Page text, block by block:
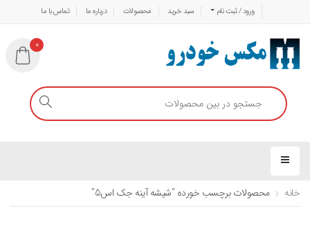
ورود / ثبت نام سبد خرید محصولات درباره ما تماس با ما
0
خانه محصولات برچسب خورده “شیشه آینه جک اس5”